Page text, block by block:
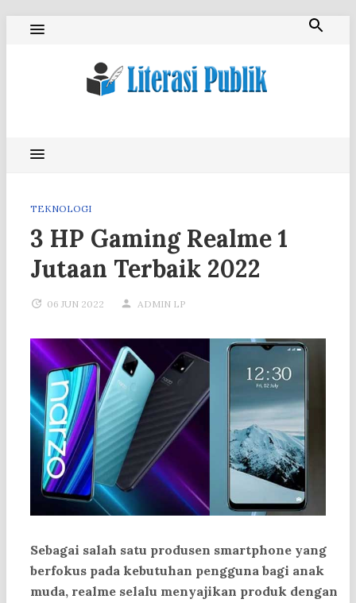
TEKNOLOGI
3 HP Gaming Realme 1
Jutaan Terbaik 2022
06 JUN 2022 ADMIN LP
Sebagai salah satu produsen smartphone yang
berfokus pada kebutuhan pengguna bagi anak
muda, realme selalu menyajikan produk dengan